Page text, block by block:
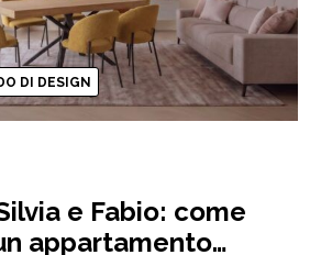
DI DESIGN
e Fabio: come
appartamento